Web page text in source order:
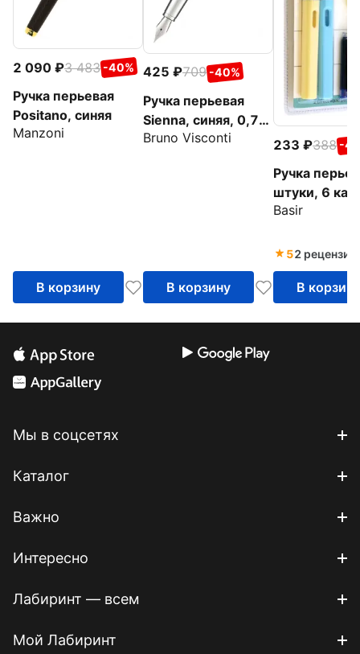
2 090 3 483 -40%
Ручка перьевая
Positano, синяя
Manzoni
В корзину
425 709 -40%
Ручка перьевая
Sienna, синяя, 0,7
мм
Bruno Visconti
В корзину
233 388 -
Ручка
штуки, 6
чернилами, в
Basir
52 рецензии
В корзину
Мы в соцсетях
Каталог
Важно
Интересно
Лабиринт — всем
Мой Лабиринт